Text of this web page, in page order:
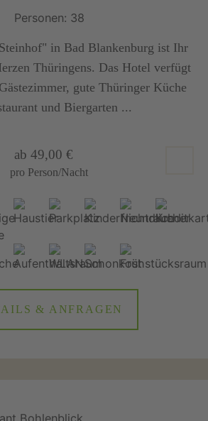
Personen: 38
in Bad Blankenburg ist Ihr
Thüringens. Das Hotel verfügt
gute Thüringer Küche
und Biergarten ...
ab 49,00 €
pro Person/Nacht
& ANFRAGEN